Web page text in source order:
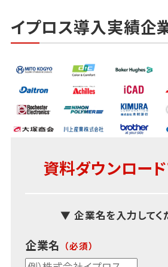
イプロス導入実績企
資料ダウンロー
▼ 企業名を入力して
企業名